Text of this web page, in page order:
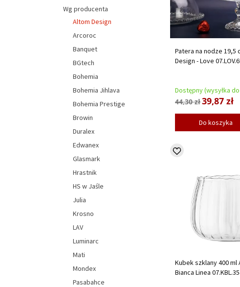
Patera na nodze 19,5
Design - Love
Dostępny (wysyłka
44,30 zł39,87 zł
Do koszyka
Kubek szklany 400 ml
Bianca Linea
Wg producenta
Altom Design
Arcoroc
Banquet
BGtech
Bohemia
Bohemia Jihlava
Bohemia Prestige
Browin
Duralex
Edwanex
Glasmark
Hrastnik
HS w Jaśle
Julia
Krosno
LAV
Luminarc
Mati
Mondex
Pasabahce